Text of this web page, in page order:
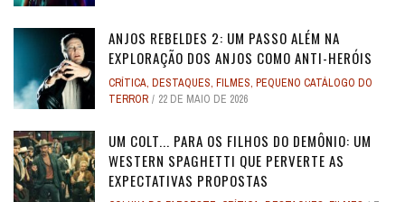
ANJOS REBELDES 2: UM PASSO ALÉM NA
EXPLORAÇÃO DOS ANJOS COMO ANTI-HERÓIS
CRÍTICA, DESTAQUES, FILMES, PEQUENO CATÁLOGO DO
TERROR
22 DE MAIO DE 2026
UM COLT... PARA OS FILHOS DO DEMÔNIO: UM
WESTERN SPAGHETTI QUE PERVERTE AS
EXPECTATIVAS PROPOSTAS